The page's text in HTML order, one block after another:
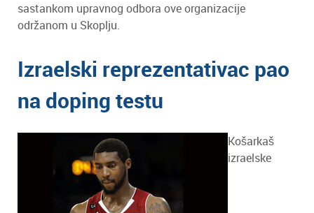
sastankom upravnog odbora ove organizacije
održanom u Skoplju.
Izraelski reprezentativac pao
na doping testu
Košarkaš
izraelske